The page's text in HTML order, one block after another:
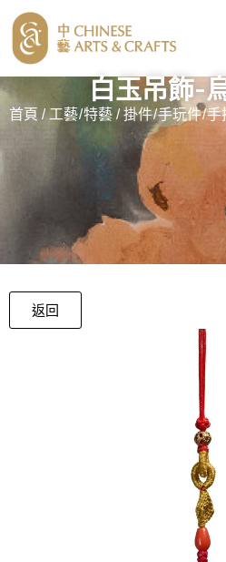
白玉吊飾-
首頁 /工藝/特藝/掛件/手玩件/手
返回